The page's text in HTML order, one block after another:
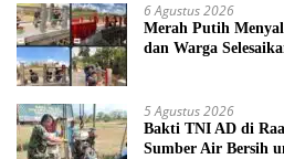
6 Agustus 2026
Merah Putih
dan Warga
5 Agustus 2026
Bakti TNI AD di
Sumber Air Bersih